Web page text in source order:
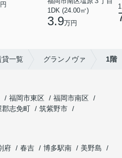
1DK (24.00㎡)
3.9万円
貸一覧 グランノヴァ 1階
福岡市東区
福岡市南区
郡志免町
筑紫野市
府 春吉 博多駅南
美野島